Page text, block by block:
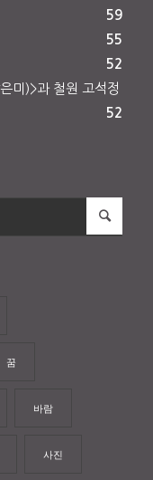
59
55
52
미)>과 철원 고석정
52
꿈
바람
사진